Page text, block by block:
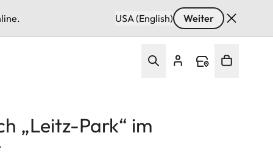
USA (English) Weiter
„Leitz-Park“ im